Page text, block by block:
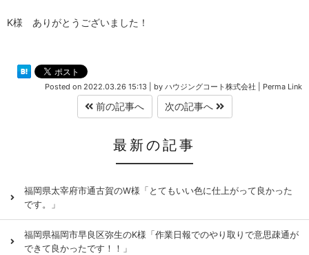
K様 ありがとうございました！
Posted on 2022.03.26 15:13 by ハウジングコート株式会社 Perma Link
前の記事へ 次の記事へ
最新の記事
福岡県太宰府市通古賀のW様「とてもいい色に仕上がって良かった
です。」
福岡県福岡市早良区弥生のK様「作業日報でのやり取りで意思疎通が
できて良かったです！！」